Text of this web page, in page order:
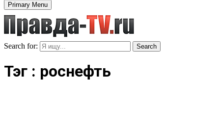
Primary Menu
Search for: Search
Тэг : роснефть